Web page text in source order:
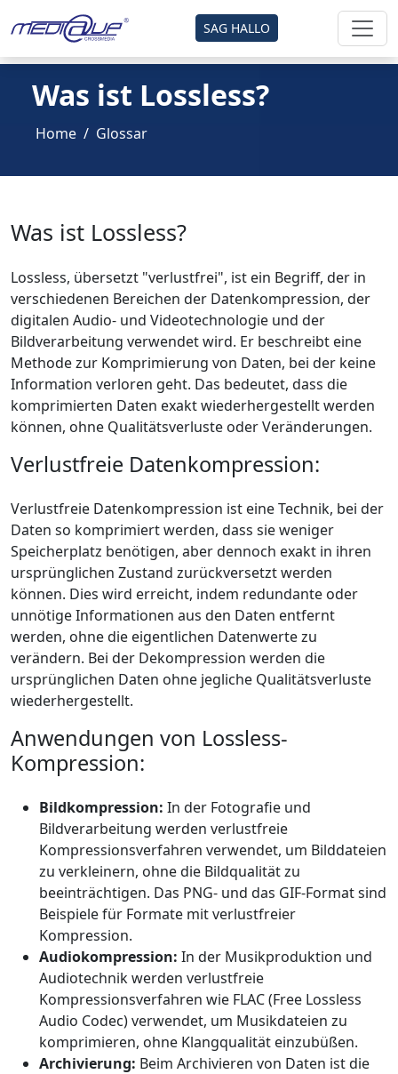
SAG HALLO
Was ist Lossless?
Home Glossar
Was ist Lossless?
Lossless, übersetzt "verlustfrei", ist ein Begriff, der in
verschiedenen Bereichen der Datenkompression, der
digitalen Audio- und Videotechnologie und der
Bildverarbeitung verwendet wird. Er beschreibt eine
Methode zur Komprimierung von Daten, bei der keine
Information verloren geht. Das bedeutet, dass die
komprimierten Daten exakt wiederhergestellt werden
können, ohne Qualitätsverluste oder Veränderungen.
Verlustfreie Datenkompression:
Verlustfreie Datenkompression ist eine Technik, bei der
Daten so komprimiert werden, dass sie weniger
Speicherplatz benötigen, aber dennoch exakt in ihren
ursprünglichen Zustand zurückversetzt werden
können. Dies wird erreicht, indem redundante oder
unnötige Informationen aus den Daten entfernt
werden, ohne die eigentlichen Datenwerte zu
verändern. Bei der Dekompression werden die
ursprünglichen Daten ohne jegliche Qualitätsverluste
wiederhergestellt.
Anwendungen von Lossless-
Kompression:
Bildkompression: In der Fotografie und
Bildverarbeitung werden verlustfreie
Kompressionsverfahren verwendet, um Bilddateien
zu verkleinern, ohne die Bildqualität zu
beeinträchtigen. Das PNG- und das GIF-Format sind
Beispiele für Formate mit verlustfreier
Kompression.
Audiokompression: In der Musikproduktion und
Audiotechnik werden verlustfreie
Kompressionsverfahren wie FLAC (Free Lossless
Audio Codec) verwendet, um Musikdateien zu
komprimieren, ohne Klangqualität einzubüßen.
Archivierung: Beim Archivieren von Daten ist die